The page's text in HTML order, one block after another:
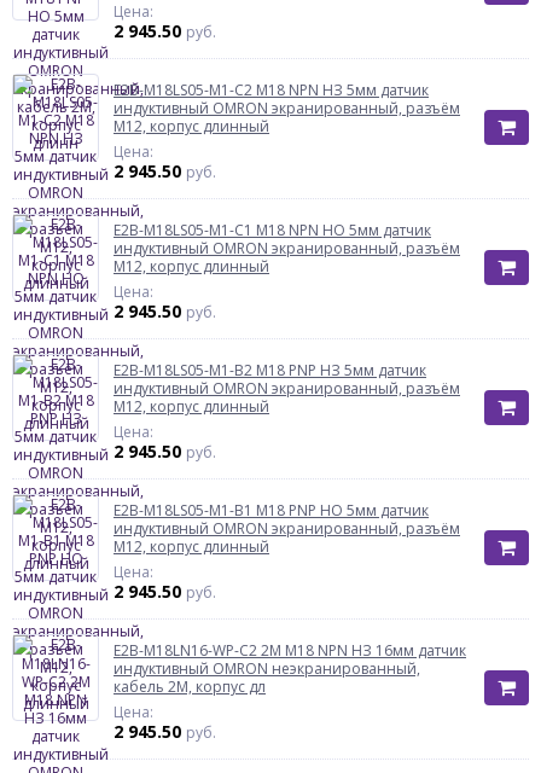
Цена:
2 945.50 руб.
E2B-M18LS05-M1-C2 M18 NPN НЗ 5мм датчик
индуктивный OMRON экранированный, разъём
М12, корпус длинный
Цена:
2 945.50 руб.
E2B-M18LS05-M1-C1 M18 NPN НО 5мм датчик
индуктивный OMRON экранированный, разъём
М12, корпус длинный
Цена:
2 945.50 руб.
E2B-M18LS05-M1-B2 M18 PNP НЗ 5мм датчик
индуктивный OMRON экранированный, разъём
М12, корпус длинный
Цена:
2 945.50 руб.
E2B-M18LS05-M1-B1 M18 PNP НО 5мм датчик
индуктивный OMRON экранированный, разъём
М12, корпус длинный
Цена:
2 945.50 руб.
E2B-M18LN16-WP-C2 2М M18 NPN НЗ 16мм датчик
индуктивный OMRON неэкранированный,
кабель 2М, корпус дл
Цена:
2 945.50 руб.